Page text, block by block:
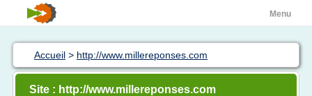
Menu
Accueil > http://www.millereponses.com
Site : http://www.millereponses.com